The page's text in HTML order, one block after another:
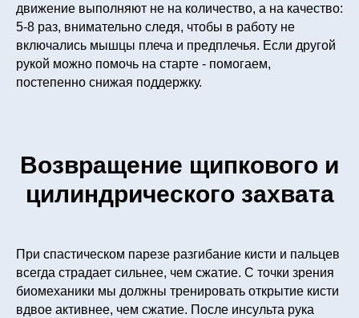
движение выполняют не на количество, а на качество:
5-8 раз, внимательно следя, чтобы в работу не
включались мышцы плеча и предплечья. Если другой
рукой можно помочь на старте - помогаем,
постепенно снижая поддержку.
Возвращение щипкового и
цилиндрического захвата
При спастическом парезе разгибание кисти и пальцев
всегда страдает сильнее, чем сжатие. С точки зрения
биомеханики мы должны тренировать открытие кисти
вдвое активнее, чем сжатие. После инсульта рука